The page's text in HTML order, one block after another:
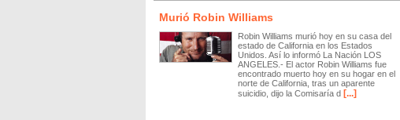
Murió Robin Williams
Robin Williams murió hoy en su casa del
estado de California en los Estados
Unidos. Así lo informó La Nación LOS
ANGELES.- El actor Robin Williams fue
encontrado muerto hoy en su hogar en el
norte de California, tras un aparente
suicidio, dijo la Comisaría d[...]